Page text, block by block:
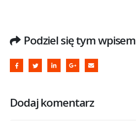
Podziel się tym wpisem
Dodaj komentarz